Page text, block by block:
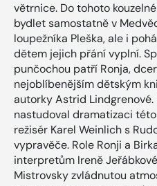
větrnice. Do tohoto
bydlet samostatně v
loupežníka Pleška, ale i
dětem jejich přání vyplní.
punčochou patří Ronja,
nejoblíbenějším dětským
autorky Astrid Lindgrenové.
nastudoval dramatizaci
režisér Karel Weinlich s
vypravěče. Role Ronji a
interpretům Ireně
Mistrovsky zvládnutou